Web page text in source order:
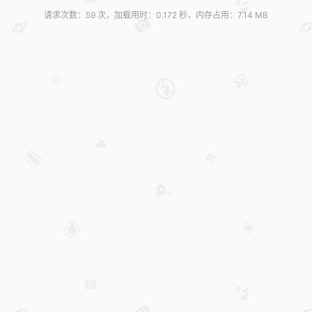
请求次数：59 次，加载用时：0.172 秒，内存占用：7.14 MB